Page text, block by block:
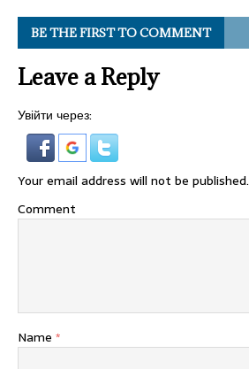
BE THE FIRST TO COMMENT
Leave a Reply
Увійти через:
Your email address will not be published.
Comment
Name *